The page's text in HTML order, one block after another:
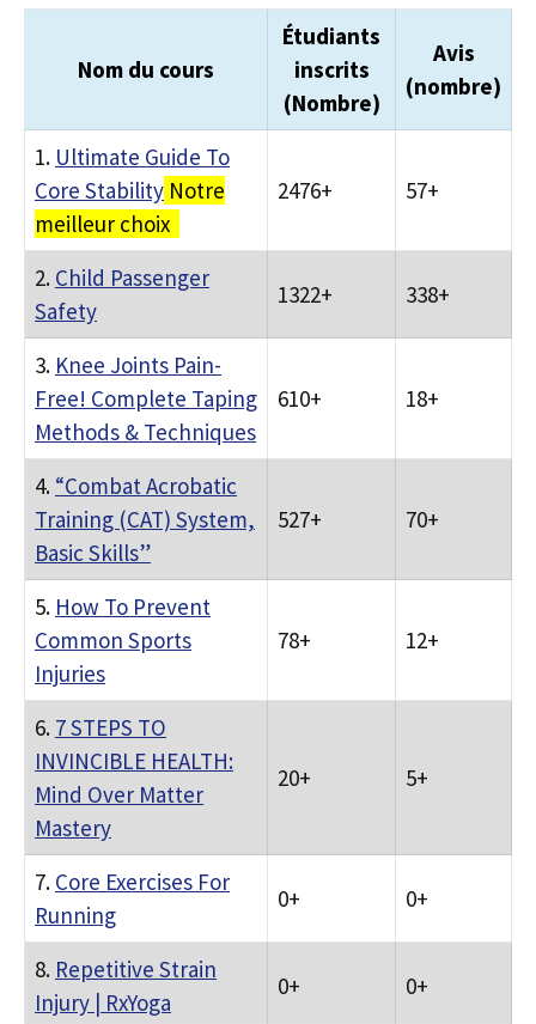
Nom du cours
Étudiants
inscrits
(Nombre)
Avis
(nombre)
1. Ultimate Guide To
Core Stability Notre
meilleur choix
2476+ 57+
2. Child Passenger
Safety
1322+ 338+
3. Knee Joints Pain-
Free! Complete Taping
Methods & Techniques
610+ 18+
4. “Combat Acrobatic
Training (CAT) System,
Basic Skills”
527+ 70+
5. How To Prevent
Common Sports
Injuries
78+ 12+
6. 7 STEPS TO
INVINCIBLE HEALTH:
Mind Over Matter
Mastery
20+ 5+
7. Core Exercises For
Running
0+ 0+
8. Repetitive Strain
Injury | RxYoga
0+ 0+